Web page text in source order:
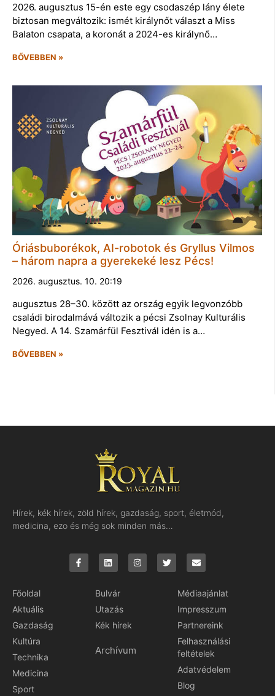
2026. augusztus 15-én este egy csodaszép lány élete
biztosan megváltozik: ismét királynőt választ a Miss
Balaton csapata, a koronát a 2024-es királynő…
BŐVEBBEN »
Óriásbuborékok, AI-robotok és Gryllus Vilmos
– három napra a gyerekeké lesz Pécs!
2026. augusztus. 10. 20:19
augusztus 28–30. között az ország egyik legvonzóbb
családi birodalmává változik a pécsi Zsolnay Kulturális
Negyed. A 14. Szamárfül Fesztivál idén is a…
BŐVEBBEN »
Hírek, kék hírek, zöld hírek, gazdaság, sport, életmód,
medicina, ezo és még sok minden más…
Főoldal
Aktuális
Gazdaság
Kultúra
Technika
Medicina
Sport
Bulvár
Utazás
Kék hírek
Archívum
Médiaajánlat
Impresszum
Partnereink
Felhasználási
feltételek
Adatvédelem
Blog